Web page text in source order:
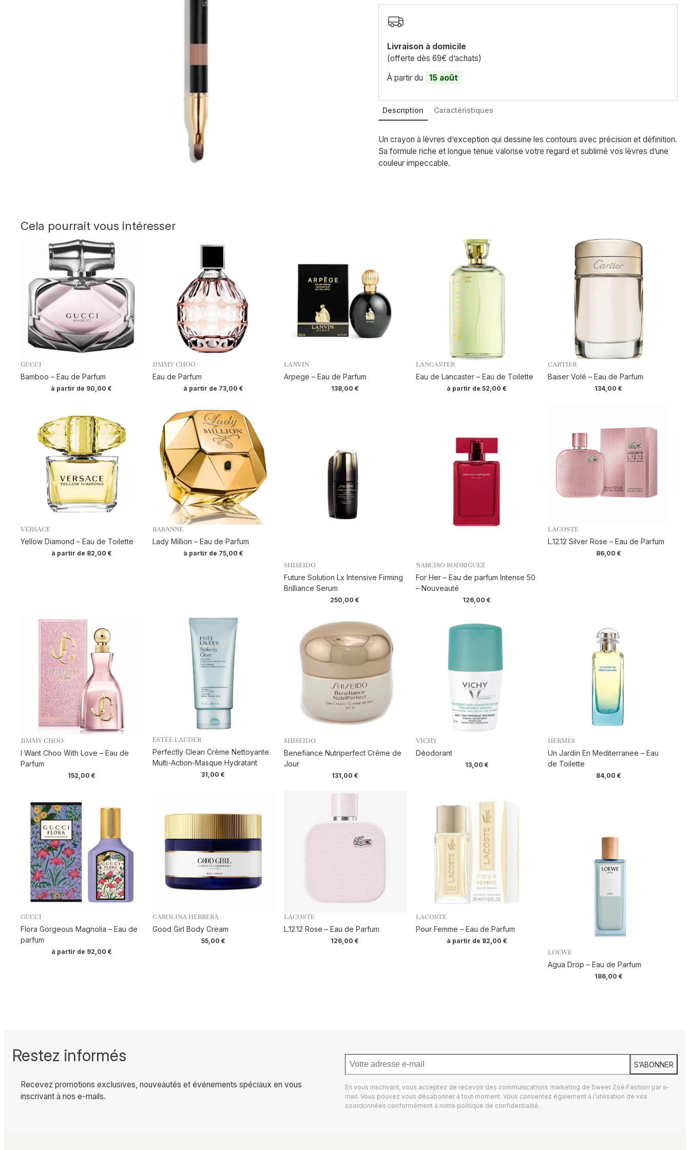
Livraison à domicile
(offerte dès 69€ d’achats)
À partir du 15 août
Description Caractéristiques
Un crayon à lèvres d’exception qui dessine les contours avec précision et définition.
Sa formule riche et longue tenue valorise votre regard et sublimé vos lèvres d’une
couleur impeccable.
Cela pourrait vous intéresser
GUCCI
Bamboo – Eau de Parfum
à partir de 90,00€
JIMMY CHOO
Eau de Parfum
à partir de 73,00 €
LANVIN
Arpege – Eau de Parfum
138,00 €
LANCASTER
Eau de Lancaster – Eau de Toilette
à partir de52,00€
CARTIER
Baiser Volé – Eau de Parfum
134,00€
VERSACE
Yellow Diamond – Eau de Toilette
à partir de 82,00 €
RABANNE
Lady Million – Eau de Parfum
à partir de 75,00 €
SHISEIDO
Future Solution Lx Intensive Firming
Brilliance Serum
250,00€
NARCISO RODRIGUEZ
For Her – Eau de parfum Intense 50
– Nouveauté
126,00€
LACOSTE
L.12.12 Silver Rose – Eau de Parfum
86,00 €
JIMMY CHOO
I Want Choo With Love – Eau de
Parfum
152,00 €
ESTÉE LAUDER
Perfectly Clean Crème Nettoyante
Multi-Action-Masque Hydratant
31,00€
SHISEIDO
Benefiance Nutriperfect Crème de
Jour
131,00 €
VICHY
Déodorant
13,00 €
HERMÈS
Un Jardin En Mediterranee – Eau
de Toilette
84,00 €
GUCCI
Flora Gorgeous Magnolia – Eau de
parfum
à partir de 92,00 €
CAROLINA HERRERA
Good Girl Body Cream
55,00 €
LACOSTE
L.12.12 Rose – Eau de Parfum
126,00€
LACOSTE
Pour Femme – Eau de Parfum
à partir de 82,00 €
LOEWE
Agua Drop – Eau de Parfum
186,00 €
Restez informés
Recevez promotions exclusives, nouveautés et événements spéciaux en vous
inscrivant à nos e-mails.
S’ABONNER
En vous inscrivant, vous acceptez de recevoir des communications marketing de Sweet Zoé Fashion par e-
mail. Vous pouvez vous désabonner à tout moment. Vous consentez également à l’utilisation de vos
coordonnées conformément à notre politique de confidentialité.